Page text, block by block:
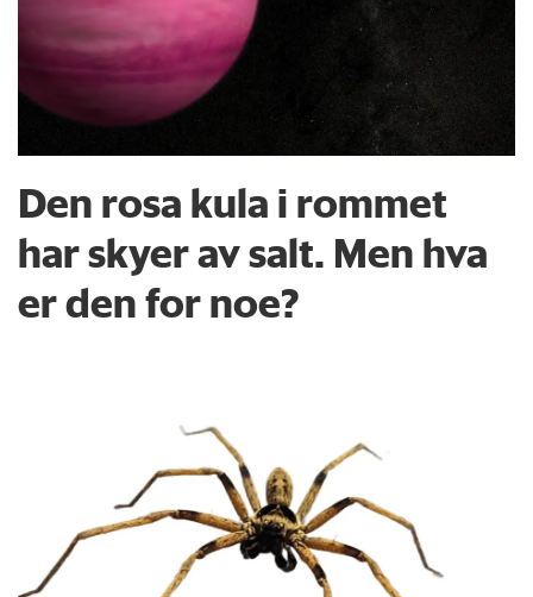
Den rosa kula i rommet
har skyer av salt. Men hva
er den for noe?